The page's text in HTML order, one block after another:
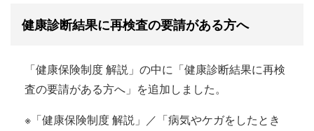
健康診断結果に再検査の要請がある方へ
「健康保険制度 解説」の中に「健康診断結果に再検
査の要請がある方へ」を追加しました。
※「健康保険制度 解説」／「病気やケガをしたとき